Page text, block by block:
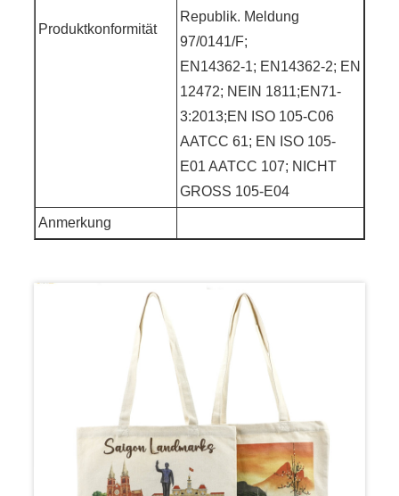
Produktkonformität
Republik. Meldung
97/0141/F;
EN14362-1; EN14362-2; EN
12472; NEIN 1811;EN71-
3:2013;EN ISO 105-C06
AATCC 61; EN ISO 105-
E01 AATCC 107; NICHT
GROSS 105-E04
Anmerkung